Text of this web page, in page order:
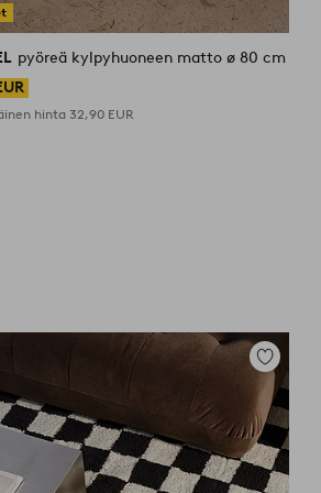
pyöreä kylpyhuoneen matto ø 80 cm
hinta32,90 EUR
Lisää